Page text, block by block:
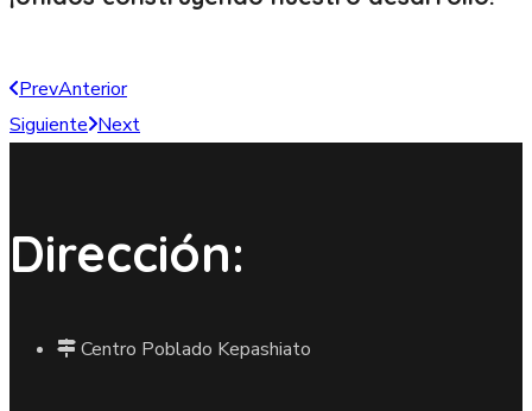
PrevAnterior
Siguiente Next
Dirección:
Centro Poblado Kepashiato